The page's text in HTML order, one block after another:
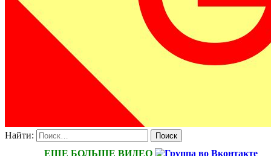
Найти:
ЕЩЕ БОЛЬШЕ ВИДЕО